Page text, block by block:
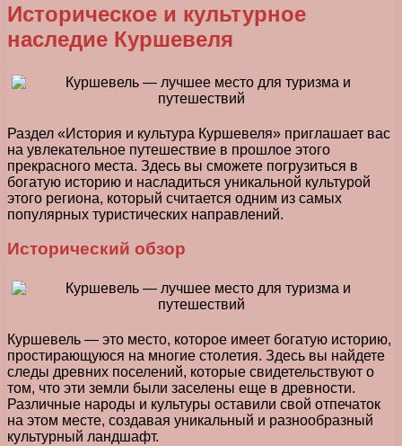
Историческое и культурное
наследие Куршевеля
Раздел «История и культура Куршевеля» приглашает вас
на увлекательное путешествие в прошлое этого
прекрасного места. Здесь вы сможете погрузиться в
богатую историю и насладиться уникальной культурой
этого региона, который считается одним из самых
популярных туристических направлений.
Исторический обзор
Куршевель — это место, которое имеет богатую историю,
простирающуюся на многие столетия. Здесь вы найдете
следы древних поселений, которые свидетельствуют о
том, что эти земли были заселены еще в древности.
Различные народы и культуры оставили свой отпечаток
на этом месте, создавая уникальный и разнообразный
культурный ландшафт.